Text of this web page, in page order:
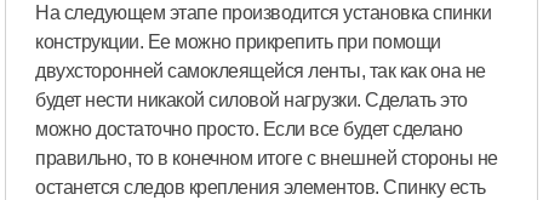
На следующем этапе производится установка спинки
конструкции. Ее можно прикрепить при помощи
двухсторонней самоклеящейся ленты, так как она не
будет нести никакой силовой нагрузки. Сделать это
можно достаточно просто. Если все будет сделано
правильно, то в конечном итоге с внешней стороны не
останется следов крепления элементов. Спинку есть